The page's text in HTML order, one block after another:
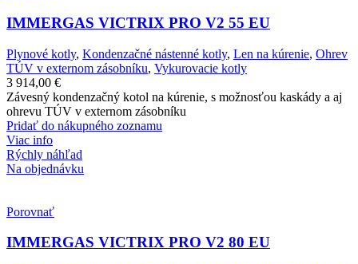
IMMERGAS VICTRIX PRO V2 55 EU
Plynové kotly, Kondenzačné nástenné kotly, Len na kúrenie, Ohrev
TÚV v externom zásobníku, Vykurovacie kotly
3 914,00 €
Závesný kondenzačný kotol na kúrenie, s možnosťou kaskády a aj
ohrevu TÚV v externom zásobníku
Pridať do nákupného zoznamu
Viac info
Rýchly náhľad
Na objednávku
Porovnať
IMMERGAS VICTRIX PRO V2 80 EU